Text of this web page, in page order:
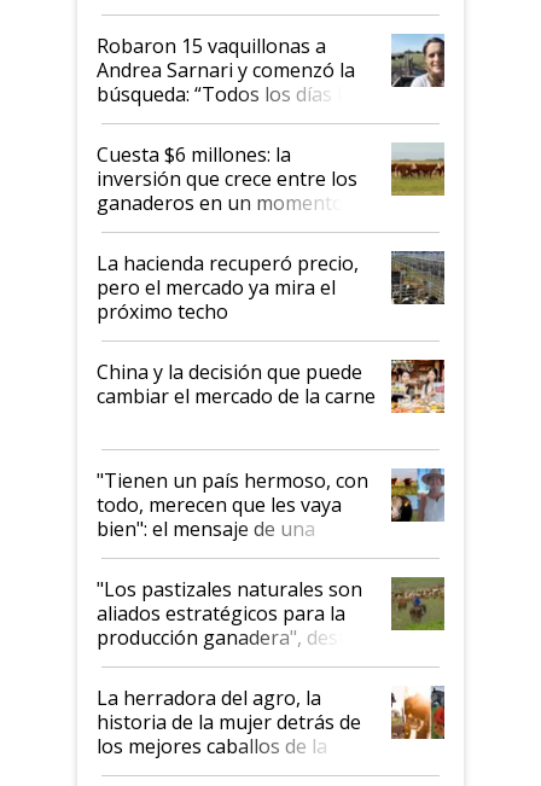
Robaron 15 vaquillonas a
Andrea Sarnari y comenzó la
búsqueda: “Todos los días le
toca a algún productor”
Cuesta $6 millones: la
inversión que crece entre los
ganaderos en un momento
histórico para la actividad
La hacienda recuperó precio,
pero el mercado ya mira el
próximo techo
China y la decisión que puede
cambiar el mercado de la carne
"Tienen un país hermoso, con
todo, merecen que les vaya
bien": el mensaje de una
ganadera uruguaya sobre las
oportunidades que se abren
para el agro en Argentina, con
foco en la carne
"Los pastizales naturales son
aliados estratégicos para la
producción ganadera", destaca
la iniciativa que ya reúne a 46
establecimientos en Argentina
La herradora del agro, la
historia de la mujer detrás de
los mejores caballos de la
Argentina y los mitos que